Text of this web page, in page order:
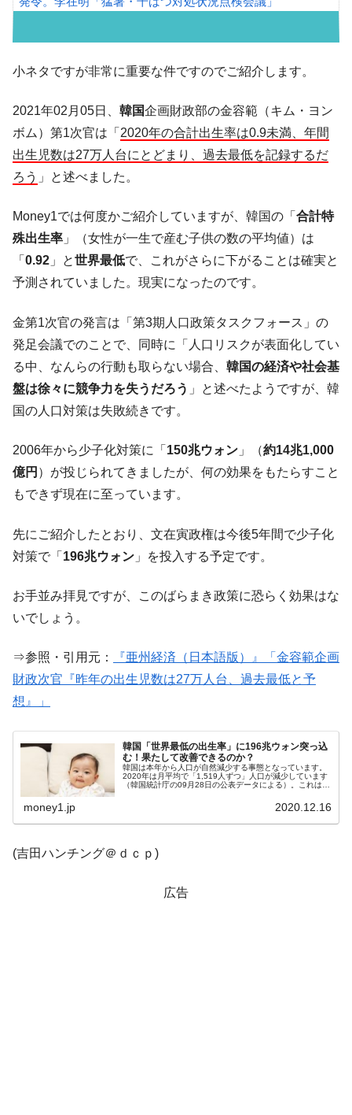
07月販売台数は去年のほぼ半分「71台」しか売れなかっ
た。『起亜』は9台だけ
ても」⇒ 257万人赦免したのに60万人がまた延滞者に転
『Money1』
韓国K9専用砲弾･装薬自動供給装甲車両･珍
兵器「K10」が改良に乗り出す。
体だけで410億ドル、輸出全体の41％もある
『Money1』
韓国･李在明「青年層の雇用状況が悪い。せ
や、若者に起業させよう」⇒ どんな雇用対策だソレ。
『Money1』
【韓国の外貨準備】2026年07月は4,279億ド
『Money1』
韓国「ここは北朝鮮なのか。選管がサーバ
ーにウソのデータを入力したのは明白だ」
『Money1』
韓国･李在明さっそく不動産対策で浅薄な発
言。
『Money1』
韓国は「中国と同じく」投資に不適格な国
『Money1』
『韓国銀行』が「金の保有量を増やしま
す」⇒「金を経由するドル入手」手段ではないのか？
『Money1』
韓国･外為取引量「1日当たり1,214.4億ド
『Money1』
韓国･帰ってきた李在明。李在明を支持しな
い「50.5％」に上昇
た ⇒ 国家が行った恐るべき株価操作であり、空前の国政壟
断
動」
『Money1』
中国だけが鉄鋼輸出を異常増加させる ⇒ 中
国の過剰生産が世界を蝕む。
『Money1』
韓国製造業「半導体絶好調」のウラで他業
種は全般的「不調」⇒ PSIが示す現況は決して良くない。
『Money1』
【米韓激突案件】韓国消費者院が『クーパ
ン』1人当たり賠償10万ウォンを認定 ⇒ 総額3兆7,000億
『Money1』
「KDDX」1番艦、2032年竣工と公示
【対日本円】ウォン安が急進！ 日米の協調
小ネタですが非常に重要な件ですのでご紹介します。
2021年02月05日、 韓国企画財政部の金容範（キム・ヨン
ボム）第1次官は「 2020年の合計出生率は0.9未満、年間
出生児数は27万人台にとどまり、過去最低を記録するだ
ろう 」と述べました。
Money1では何度かご紹介していますが、韓国の「 合計特
殊出生率 」（女性が一生で産む子供の数の平均値）は
「 0.92 」と世界最低で、これがさらに下がることは確実と
予測されていました。現実になったのです。
金第1次官の発言は「第3期人口政策タスクフォース」の
発足会議でのことで、同時に「人口リスクが表面化してい
る中、なんらの行動も取らない場合、 韓国の経済や社会基
盤は徐々に競争力を失うだろう 」と述べたようですが、韓
国の人口対策は失敗続きです。
2006年から少子化対策に「 150兆ウォン 」（約14兆1,000
億円 ）が投じられてきましたが、何の効果をもたらすこと
もできず現在に至っています。
先にご紹介したとおり、文在寅政権は今後5年間で少子化
対策で「 196兆ウォン 」を投入する予定です。
お手並み拝見ですが、このばらまき政策に恐らく効果はな
いでしょう。
⇒参照・引用元：
『亜州経済（日本語版）』「金容範企画
財政次官『昨年の出生児数は27万人台、過去最低と予
想』」
韓国「世界最低の出生率」に196兆ウォン突っ込
む！果たして改善できるのか？
韓国は本年から人口が自然減少する事態となっています。
2020年は月平均で「1,519人ずつ」人口が減少しています
（韓国統計庁の09月28日の公表データによる）。これは、
money1.jp 2020.12.16
(吉田ハンチング＠ｄｃｐ)
広告